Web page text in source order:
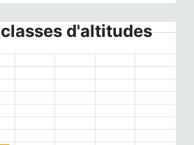
d'altitudes